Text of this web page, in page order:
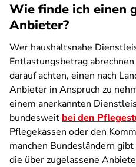
Wie finde ich einen
Anbieter?
Wer haushaltsnahe
Entlastungsbetrag
darauf achten, einen nach
Anbieter in Anspruch zu
einem anerkannten
bundesweit bei den
Pflegekassen oder den
manchen Bundesländern
die über zugelassene